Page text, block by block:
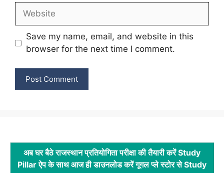
Website
Save my name, email, and website in this
browser for the next time I comment.
अब घर बैठे राजस्थान प्रतियोगिता परीक्षा की तैयारी करें Study
Pillar ऐप के साथ आज ही डाउनलोड करें गूगल प्ले स्टोर से Study